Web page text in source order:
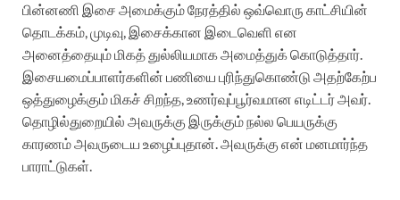
பின்னணி இசை அமைக்கும் நேரத்தில் ஒவ்வொரு காட்சியின்
தொடக்கம், முடிவு, இசைக்கான இடைவெளி என
அனைத்தையும் மிகத் துல்லியமாக அமைத்துக் கொடுத்தார்.
இசையமைப்பாளர்களின் பணியை புரிந்துகொண்டு அதற்கேற்ப
ஒத்துழைக்கும் மிகச் சிறந்த, உணர்வுப்பூர்வமான எடிட்டர் அவர்.
தொழில்துறையில் அவருக்கு இருக்கும் நல்ல பெயருக்கு
காரணம் அவருடைய உழைப்புதான். அவருக்கு என் மனமார்ந்த
பாராட்டுகள்.